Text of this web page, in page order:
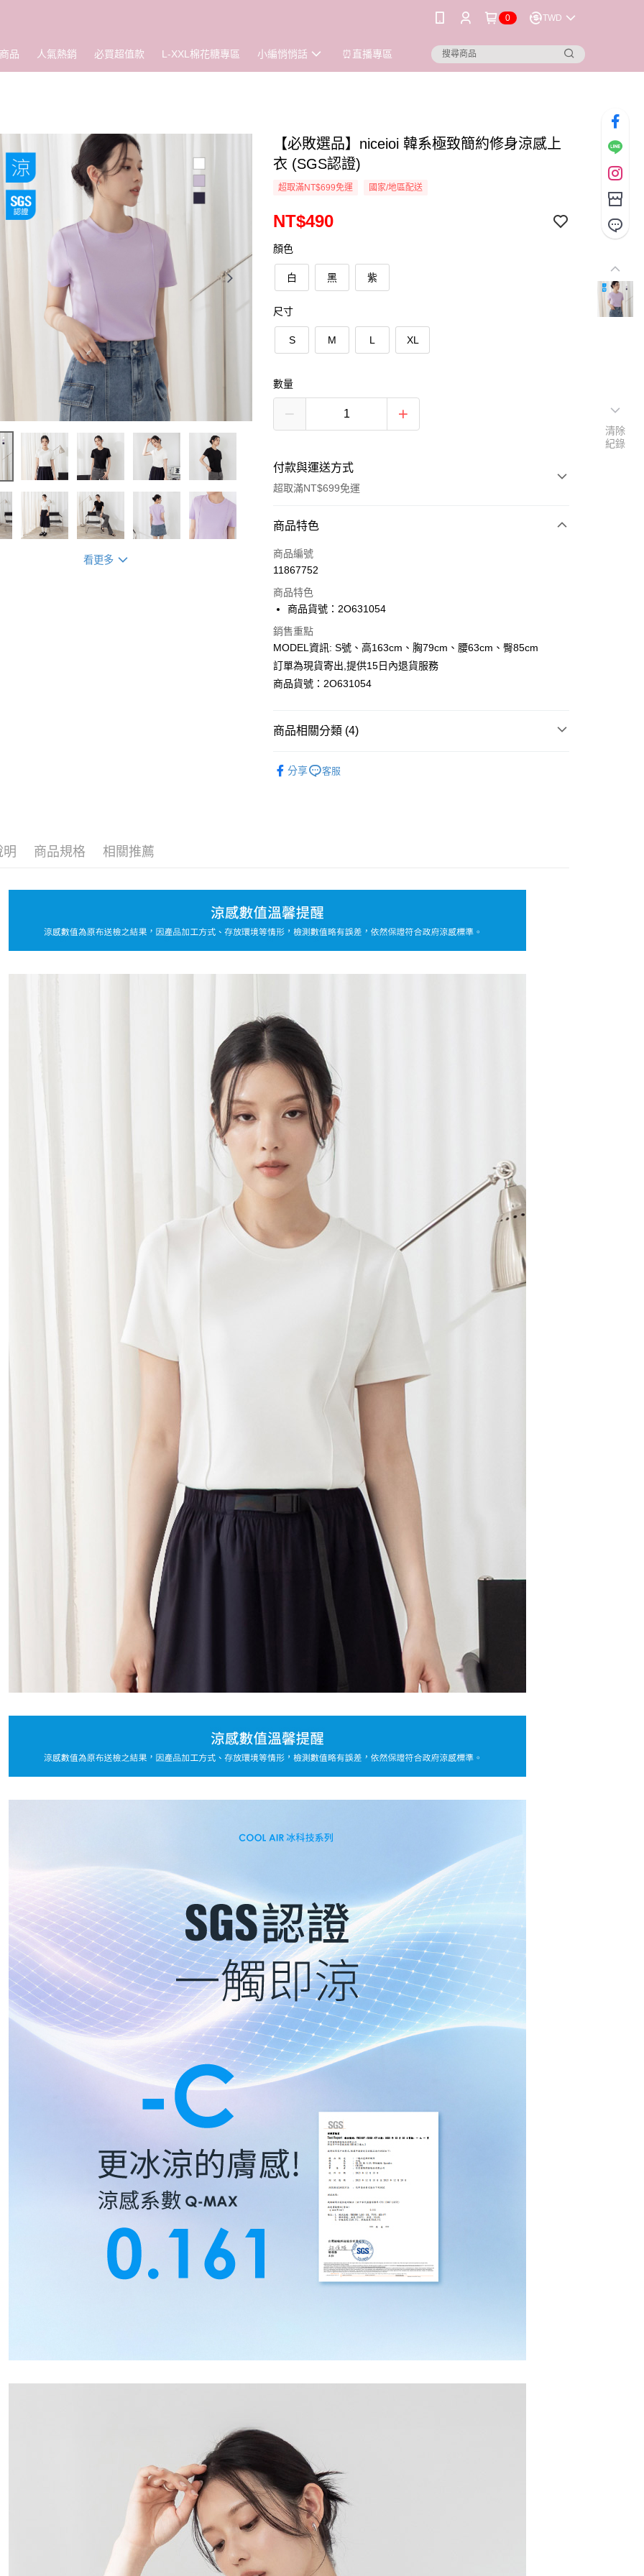
0 TWD
品 人氣熱銷 必買超值款 L-XXL棉花糖專區 小編悄悄話 ⏰直播專區
看更多
【必敗選品】niceioi 韓系極致簡約修身涼感上
衣 (SGS認證)
超取滿NT$699免運 國家/地區配送
NT$490
顏色
白 黑 紫
尺寸
S M L XL
數量
付款與運送方式
超取滿NT$699免運
付款方式
信用卡一次付款
LINE Pay
Apple Pay
全家取貨付款
付款後全家取貨
每筆NT$80，滿NT$699(含以上)免運費
宅配
每筆NT$120，滿NT$699(含以上)免運費
商品特色
商品編號
11867752
商品特色
商品貨號：2O631054
銷售重點
MODEL資訊: S號、高163cm、胸79cm、腰63cm、臀85cm
訂單為現貨寄出,提供15日內退貨服務
商品貨號：2O631054
商品相關分類 (4)
分享 客服
明 商品規格 相關推薦
清除
紀錄